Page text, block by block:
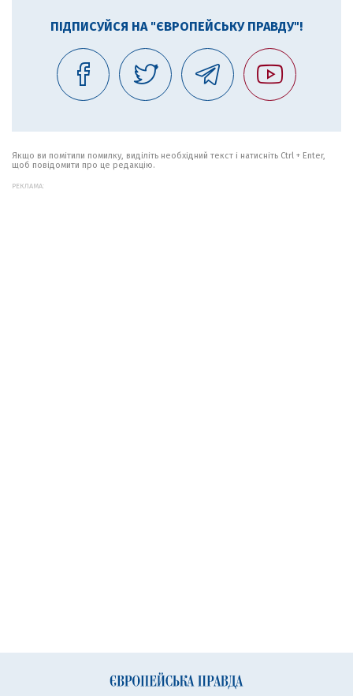
ПІДПИСУЙСЯ НА "ЄВРОПЕЙСЬКУ ПРАВДУ"!
Якщо ви помітили помилку, виділіть необхідний текст і натисніть Ctrl + Enter,
щоб повідомити про це редакцію.
РЕКЛАМА: